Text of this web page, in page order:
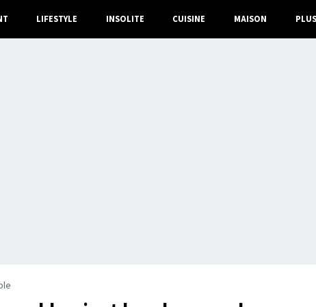
LIFESTYLE INSOLITE CUISINE MAISON PLUS